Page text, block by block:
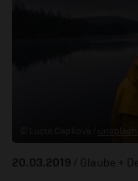
20.03.2019 / Glaube +